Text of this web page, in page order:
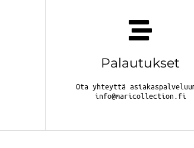
Palautukset
Ota yhteyttä
info@maricollection.fi